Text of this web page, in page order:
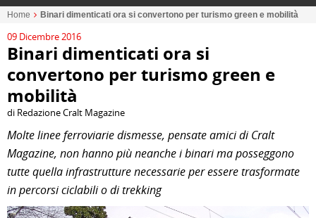
Home Binari dimenticati ora si convertono per turismo green e mobilità
09 Dicembre 2016
Binari dimenticati ora si
convertono per turismo green e
mobilità
di Redazione Cralt Magazine
Molte linee ferroviarie dismesse, pensate amici di Cralt
Magazine, non hanno più neanche i binari ma posseggono
tutte quella infrastrutture necessarie per essere trasformate
in percorsi ciclabili o di trekking